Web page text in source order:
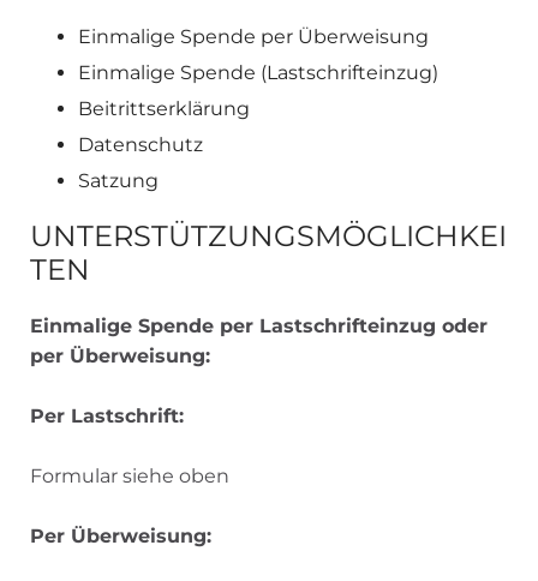
Einmalige Spende per Überweisung
Einmalige Spende (Lastschrifteinzug)
Beitrittserklärung
Datenschutz
Satzung
UNTERSTÜTZUNGSMÖGLICHKEI
TEN
Einmalige Spende per Lastschrifteinzug oder
per Überweisung:
Per Lastschrift:
Formular siehe oben
Per Überweisung: